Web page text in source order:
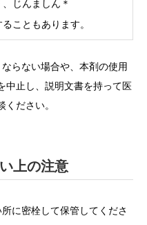
じんましん＊
こともあります。
らない場合や、本剤の使用
中止し、説明文書を持って医
ださい。
上の注意
に密栓して保管してくださ